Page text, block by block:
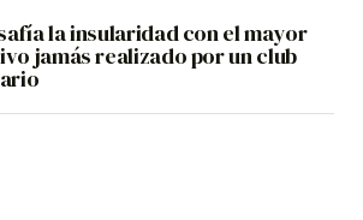
la insularidad con el mayor
jamás realizado por un club